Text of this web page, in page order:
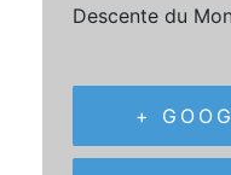
Descente du
+